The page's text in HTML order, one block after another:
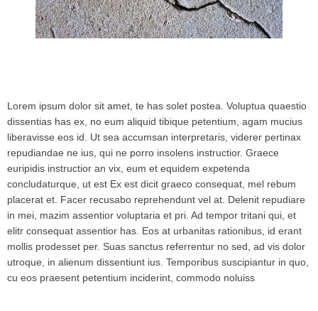
Lorem ipsum dolor sit amet, te has solet postea. Voluptua quaestio
dissentias has ex, no eum aliquid tibique petentium, agam mucius
liberavisse eos id. Ut sea accumsan interpretaris, viderer pertinax
repudiandae ne ius, qui ne porro insolens instructior. Graece
euripidis instructior an vix, eum et equidem expetenda
concludaturque, ut est Ex est dicit graeco consequat, mel rebum
placerat et. Facer recusabo reprehendunt vel at. Delenit repudiare
in mei, mazim assentior voluptaria et pri. Ad tempor tritani qui, et
elitr consequat assentior has. Eos at urbanitas rationibus, id erant
mollis prodesset per. Suas sanctus referrentur no sed, ad vis dolor
utroque, in alienum dissentiunt ius. Temporibus suscipiantur in quo,
cu eos praesent petentium inciderint, commodo noluiss